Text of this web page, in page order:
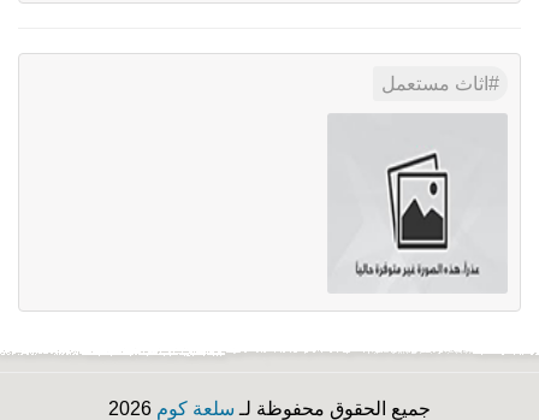
اثاث مستعمل
جميع الحقوق محفوظة لـ سلعة كوم